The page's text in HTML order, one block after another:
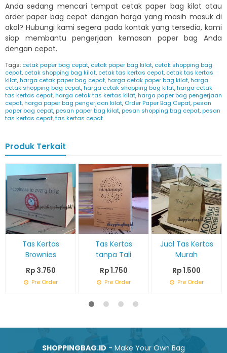
Anda sedang mencari tempat cetak paper bag kilat atau
order paper bag cepat dengan harga yang masih masuk di
akal? Hubungi kami segera pada kontak yang tersedia, kami
siap membantu pengerjaan kemasan paper bag Anda
dengan cepat.
Tags: cetak paper bag cepat, cetak paper bag kilat, cetak shopping bag
cepat, cetak shopping bag kilat, cetak tas kertas cepat, cetak tas kertas
kilat,harga cetak paper bag cepat,harga cetak paper bag kilat,harga
cetak shopping bag cepat,harga cetak shopping bag kilat,harga cetak
tas kertas cepat,harga cetak tas kertas kilat,harga paper bag pengerjaan
cepat,harga paper bag pengerjaan kilat, Order Paper Bag Cepat,pesan
paper bag cepat,pesan paper bag kilat,pesan shopping bag cepat,pesan
tas kertas cepat,tas kertas cepat
Produk Terkait
Tas Kertas
Brownies
Rp 3.750
Pre Order
Tas Kertas
tanpa Tali
Rp 1.750
Pre Order
Jual Tas Kertas
Murah
Rp 1.500
Pre Order
SHOPPINGBAG.ID - Make Your Own Bag